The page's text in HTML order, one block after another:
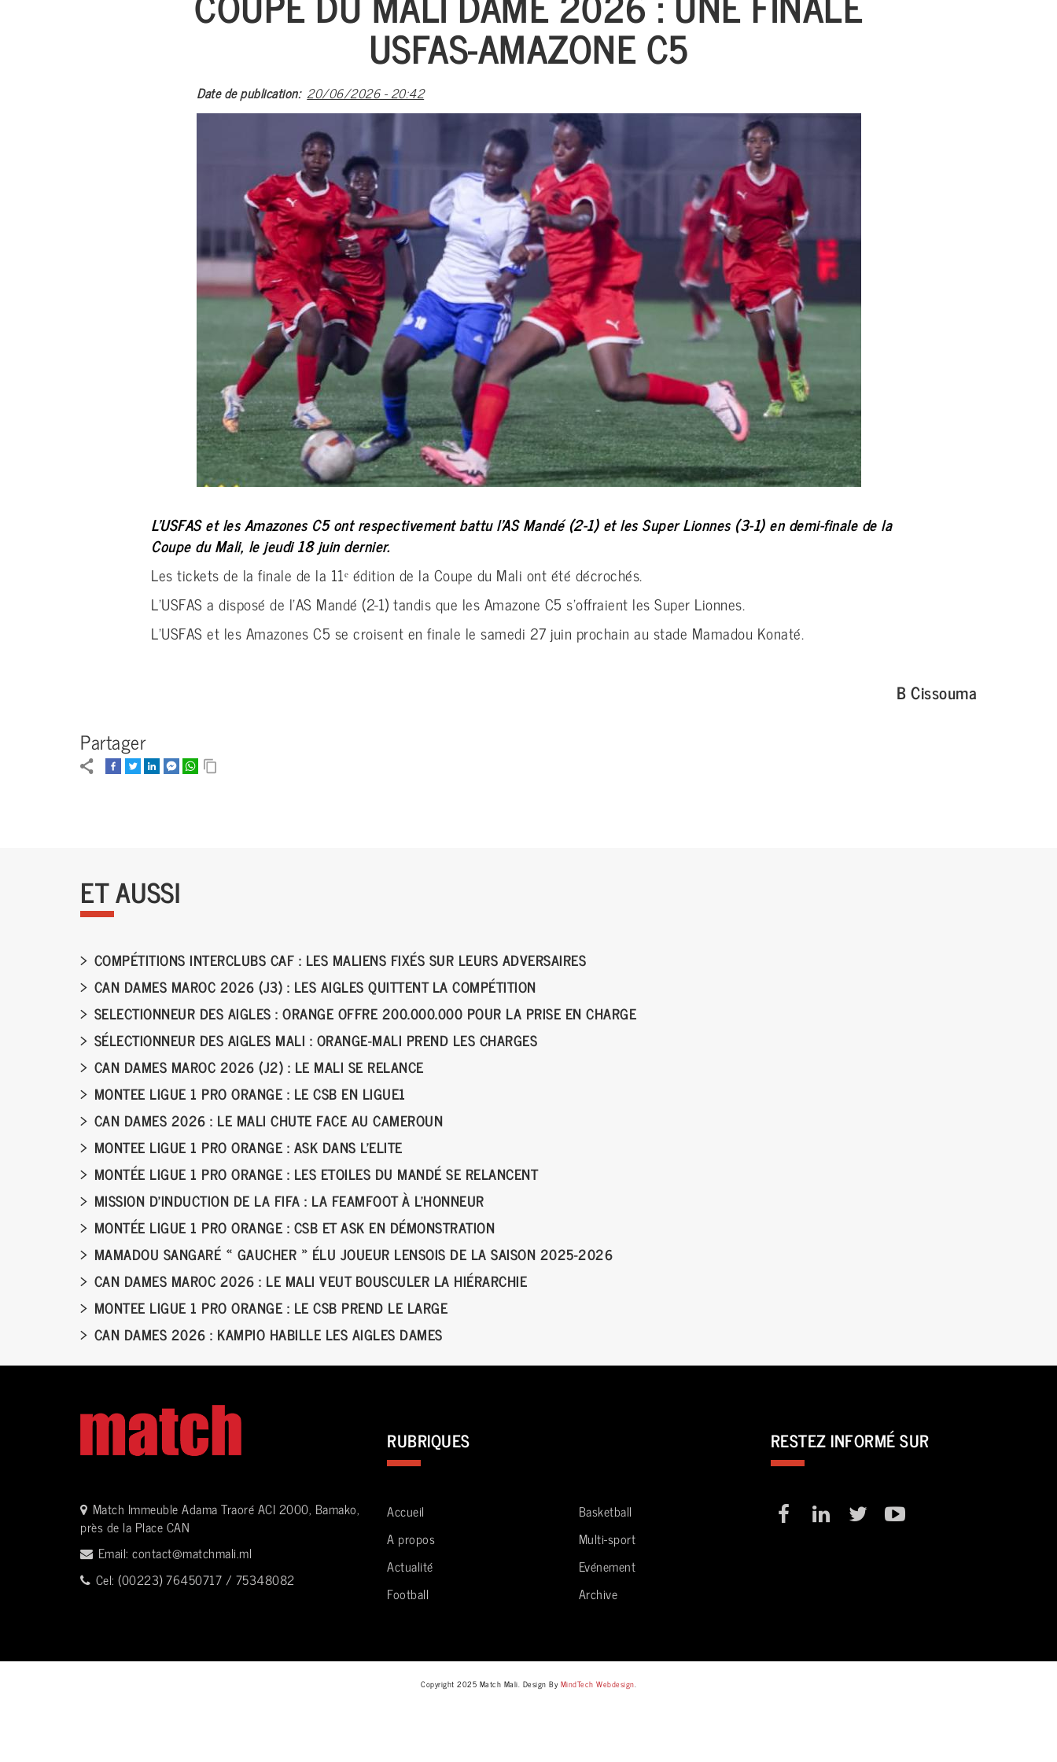
USFAS-AMAZONE C5
Date de publication 20/06/2026 - 20:42
L’USFAS et les Amazones C5 ont respectivement battu l’AS Mandé (2-1) et les Super Lionnes (3-1) en demi-finale de la
Coupe du Mali, le jeudi 18 juin dernier.
Les tickets de la finale de la 11ᵉ édition de la Coupe du Mali ont été décrochés.
L’USFAS a disposé de l’AS Mandé (2-1) tandis que les Amazone C5 s’offraient les Super Lionnes.
L’USFAS et les Amazones C5 se croisent en finale le samedi 27 juin prochain au stade Mamadou Konaté.
B Cissouma
Partager
ET AUSSI
COMPÉTITIONS INTERCLUBS CAF : LES MALIENS FIXÉS SUR LEURS ADVERSAIRES
CAN DAMES MAROC 2026 (J3) : LES AIGLES QUITTENT LA COMPÉTITION
SELECTIONNEUR DES AIGLES : ORANGE OFFRE 200.000.000 POUR LA PRISE EN CHARGE
SÉLECTIONNEUR DES AIGLES MALI : ORANGE-MALI PREND LES CHARGES
CAN DAMES MAROC 2026 (J2) : LE MALI SE RELANCE
MONTEE LIGUE 1 PRO ORANGE : LE CSB EN LIGUE1
CAN DAMES 2026 : LE MALI CHUTE FACE AU CAMEROUN
MONTEE LIGUE 1 PRO ORANGE : ASK DANS L’ELITE
MONTÉE LIGUE 1 PRO ORANGE : LES ETOILES DU MANDÉ SE RELANCENT
MISSION D’INDUCTION DE LA FIFA : LA FEAMFOOT À L’HONNEUR
MONTÉE LIGUE 1 PRO ORANGE : CSB ET ASK EN DÉMONSTRATION
MAMADOU SANGARÉ « GAUCHER » ÉLU JOUEUR LENSOIS DE LA SAISON 2025-2026
CAN DAMES MAROC 2026 : LE MALI VEUT BOUSCULER LA HIÉRARCHIE
MONTEE LIGUE 1 PRO ORANGE : LE CSB PREND LE LARGE
CAN DAMES 2026 : KAMPIO HABILLE LES AIGLES DAMES
Match Immeuble Adama Traoré ACI 2000, Bamako,
près de la Place CAN
Email: contact@matchmali.ml
Cel: (00223) 76450717 / 75348082
RUBRIQUES
Accueil
A propos
Actualité
Football
Basketball
Multi-sport
Evénement
Archive
RESTEZ INFORMÉ SUR
Copyright 2025 Match Mali. Design By MindTech Webdesign.